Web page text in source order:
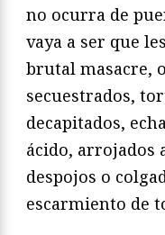
no ocurra de
vaya a ser que
brutal masacre,
secuestrados,
decapitados,
ácido, arrojados
despojos o
escarmiento de